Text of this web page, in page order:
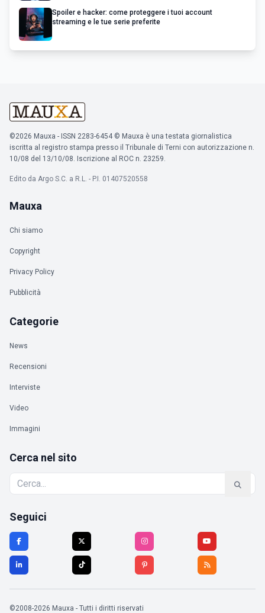
Spoiler e hacker: come proteggere i tuoi account
streaming e le tue serie preferite
©2026 Mauxa - ISSN 2283-6454 © Mauxa è una testata giornalistica
iscritta al registro stampa presso il Tribunale di Terni con autorizzazione n.
10/08 del 13/10/08. Iscrizione al ROC n. 23259.
Edito da Argo S.C. a R.L. - P.I. 01407520558
Mauxa
Chi siamo
Copyright
Privacy Policy
Pubblicità
Categorie
News
Recensioni
Interviste
Video
Immagini
Cerca nel sito
Seguici
©2008-2026 Mauxa - Tutti i diritti riservati